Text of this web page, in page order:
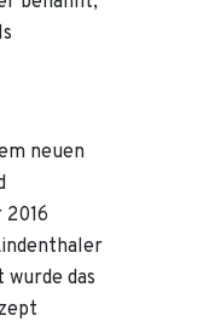
neuen
das